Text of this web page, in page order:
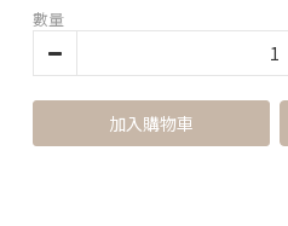
數量
加入購物車